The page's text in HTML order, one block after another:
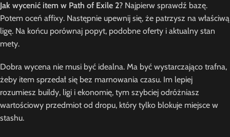
Jak wycenić item w Path of Exile 2? Najpierw sprawdź bazę.
Potem oceń affixy. Następnie upewnij się, że patrzysz na właściwą
ligę. Na końcu porównaj popyt, podobne oferty i aktualny stan
mety.
Dobra wycena nie musi być idealna. Ma być wystarczająco trafna,
żeby item sprzedał się bez marnowania czasu. Im lepiej
rozumiesz buildy, ligi i ekonomię, tym szybciej odróżniasz
wartościowy przedmiot od dropu, który tylko blokuje miejsce w
stashu.